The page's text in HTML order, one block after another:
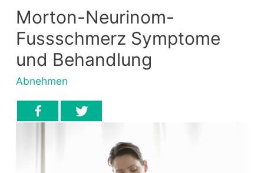
Morton-Neurinom-
Fussschmerz Symptome
und Behandlung
Abnehmen